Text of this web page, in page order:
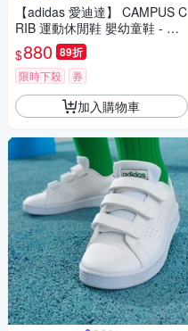
【adidas 愛迪達】 CAMPUS C
RIB 運動休閒鞋 嬰幼童鞋 - Ori
ginals JS3844
$880 89折
限時下殺 券
加入購物車